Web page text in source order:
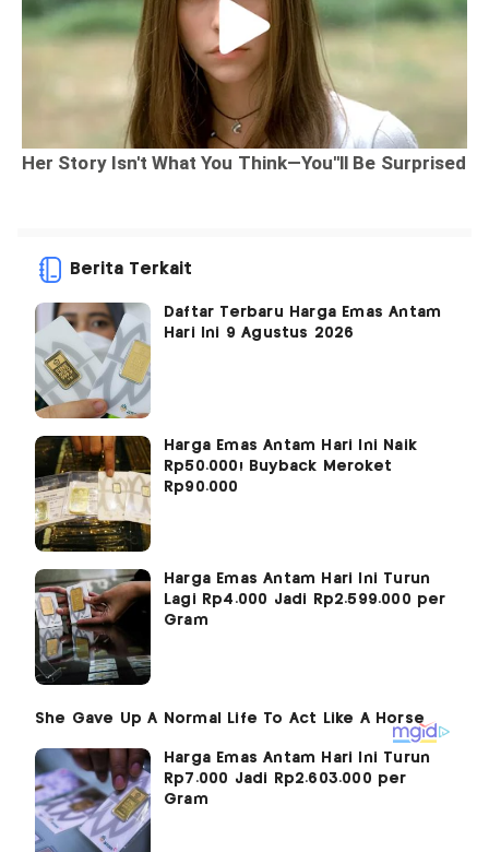
Berita Terkait
Daftar Terbaru Harga Emas Antam
Hari Ini 9 Agustus 2026
Harga Emas Antam Hari Ini Naik
Rp50.000! Buyback Meroket
Rp90.000
Harga Emas Antam Hari Ini Turun
Lagi Rp4.000 Jadi Rp2.599.000 per
Gram
Harga Emas Antam Hari Ini Turun
Rp7.000 Jadi Rp2.603.000 per
Gram